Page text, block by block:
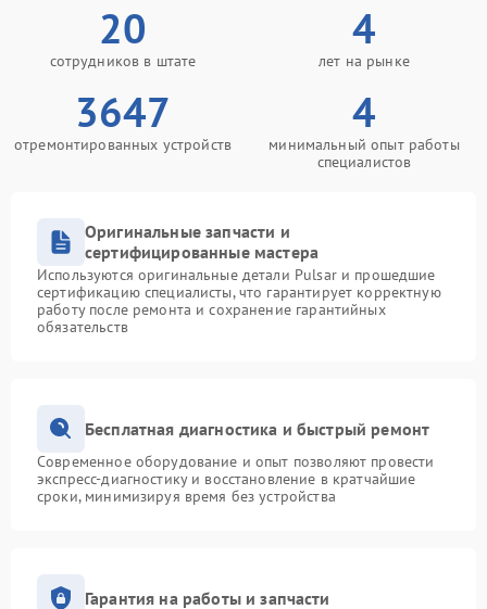
20
сотрудников в штате
4
лет на рынке
3647
отремонтированных устройств
4
минимальный опыт работы
специалистов
Оригинальные запчасти и
сертифицированные мастера
Используются оригинальные детали Pulsar и прошедшие
сертификацию специалисты, что гарантирует корректную
работу после ремонта и сохранение гарантийных
обязательств
Бесплатная диагностика и быстрый ремонт
Современное оборудование и опыт позволяют провести
экспресс-диагностику и восстановление в кратчайшие
сроки, минимизируя время без устройства
Гарантия на работы и запчасти